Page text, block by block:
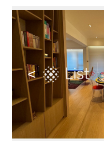
<